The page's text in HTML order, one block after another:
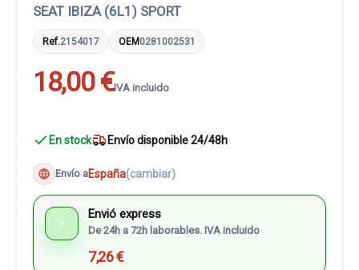
SEAT IBIZA (6L1) SPORT
Ref.2154017 OEM0281002531
18,00 €IVA incluido
En stock Envío disponible 24/48h
Envío aEspaña(cambiar)
⚡
Envió express
De 24h a 72h laborables. IVA incluido
7,26 €